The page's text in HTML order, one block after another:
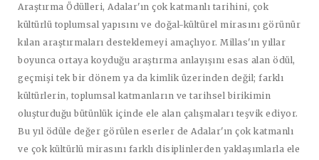
Araştırma Ödülleri, Adalar'ın çok katmanlı tarihini, çok
kültürlü toplumsal yapısını ve doğal-kültürel mirasını görünür
kılan araştırmaları desteklemeyi amaçlıyor. Millas'ın yıllar
boyunca ortaya koyduğu araştırma anlayışını esas alan ödül,
geçmişi tek bir dönem ya da kimlik üzerinden değil; farklı
kültürlerin, toplumsal katmanların ve tarihsel birikimin
oluşturduğu bütünlük içinde ele alan çalışmaları teşvik ediyor.
Bu yıl ödüle değer görülen eserler de Adalar'ın çok katmanlı
ve çok kültürlü mirasını farklı disiplinlerden yaklaşımlarla ele